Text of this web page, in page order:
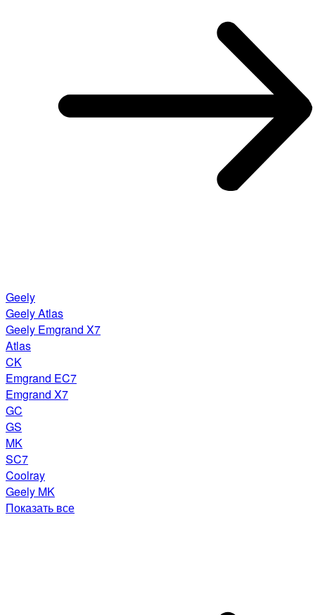
Geely
Geely Atlas
Geely Emgrand X7
Atlas
CK
Emgrand EC7
Emgrand X7
GC
GS
MK
SC7
Coolray
Geely MK
Показать все